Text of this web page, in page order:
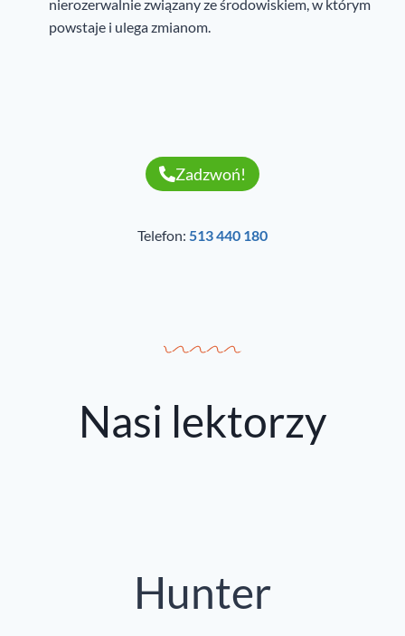
nierozerwalnie związany ze środowiskiem, w którym
powstaje i ulega zmianom.
Zadzwoń!
Telefon: 513 440 180
Nasi lektorzy
Hunter